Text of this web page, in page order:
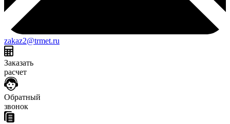
zakaz2@trmet.ru
Заказать
расчет
Обратный
звонок